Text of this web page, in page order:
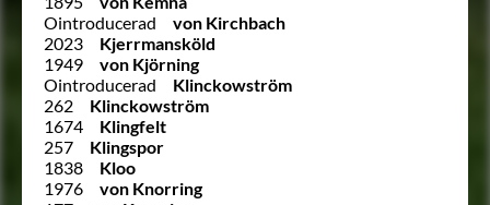
Ointroducerad
von Kirchbach
2023
Kjerrmansköld
1949
von Kjörning
Ointroducerad
Klinckowström
262
Klinckowström
1674
Klingfelt
257
Klingspor
1838
Kloo
1976
von Knorring